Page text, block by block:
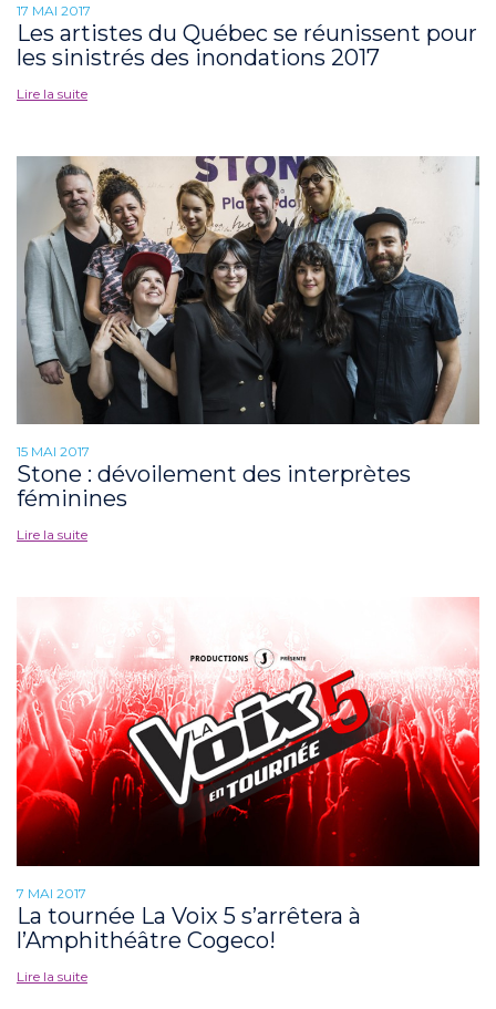
17 MAI 2017
Les artistes du Québec se réunissent pour
les sinistrés des inondations 2017
Lire la suite
15 MAI 2017
Stone : dévoilement des interprètes
féminines
Lire la suite
7 MAI 2017
La tournée La Voix 5 s’arrêtera à
l’Amphithéâtre Cogeco!
Lire la suite